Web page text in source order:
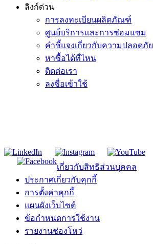
ลิงก์ด่วน
การลงทะเบียนผลิตภัณฑ์
ศูนย์บริการและการซ่อมแซม
คำชี้แจงเกี่ยวกับความปลอดภัย
หาซื้อได้ที่ไหน
ติดต่อเรา
ลงชื่อเข้าใช้
เกี่ยวกับสิทธิส่วนบุคคล
ประกาศเกี่ยวกับคุกกี้
การตั้งค่าคุกกี้
แผนผังเว็บไซต์
ข้อกำหนดการใช้งาน
รายงานช่องโหว่